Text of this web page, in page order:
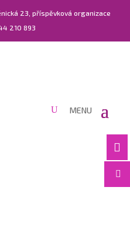
23, příspěvková organizace
210 893

